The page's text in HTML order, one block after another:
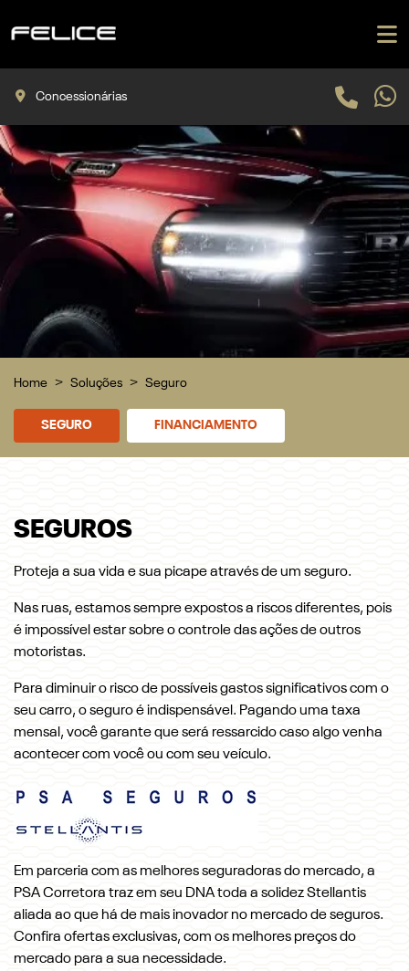
Concessionárias
Home Soluções Seguro
FINANCIAMENTO
SEGURO
SEGUROS
Proteja a sua vida e sua picape através de um seguro.
Nas ruas, estamos sempre expostos a riscos diferentes, pois
é impossível estar sobre o controle das ações de outros
motoristas.
Para diminuir o risco de possíveis gastos significativos com o
seu carro, o seguro é indispensável. Pagando uma taxa
mensal, você garante que será ressarcido caso algo venha
acontecer com você ou com seu veículo.
Em parceria com as melhores seguradoras do mercado, a
PSA Corretora traz em seu DNA toda a solidez Stellantis
aliada ao que há de mais inovador no mercado de seguros.
Confira ofertas exclusivas, com os melhores preços do
mercado para a sua necessidade.